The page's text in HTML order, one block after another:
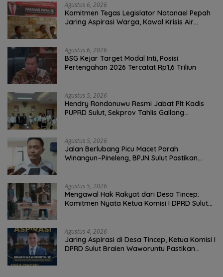
Agustus 6, 2026
Komitmen Tegas Legislator Natanael Pepah
Jaring Aspirasi Warga, Kawal Krisis Air
Agustus 6, 2026
BSG Kejar Target Modal Inti, Posisi
Pertengahan 2026 Tercatat Rp1,6 Triliun
Agustus 5, 2026
Hendry Rondonuwu Resmi Jabat Plt Kadis
PUPRD Sulut, Sekprov Tahlis Gallang
Agustus 5, 2026
Jalan Berlubang Picu Macet Parah
Winangun–Pineleng, BPJN Sulut Pastikan
Agustus 5, 2026
Mengawal Hak Rakyat dari Desa Tincep:
Komitmen Nyata Ketua Komisi I DPRD Sulut
Agustus 4, 2026
Jaring Aspirasi di Desa Tincep, Ketua Komisi I
DPRD Sulut Braien Waworuntu Pastikan